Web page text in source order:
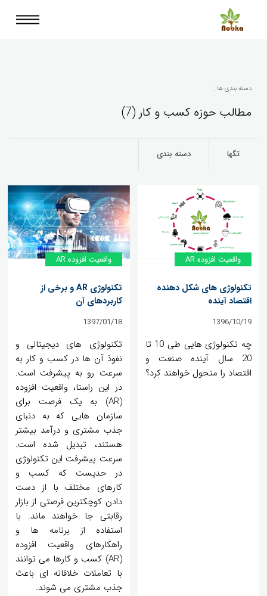
دسته بندی ها :
مطالب حوزه کسب و کار (7)
تگها دسته بندی
واقعیت افزوده AR
تکنولوژی های شکل دهنده
اقتصاد آینده
1396/10/19
چه تکنولوژی هایی طی 10 تا
20 سال آینده صنعت و
اقتصاد را متحول خواهند کرد؟
واقعیت افزوده AR
تکنولوژی AR و برخی از
کاربردهای آن
1397/01/18
تکنولوژی های دیجیتالی و
نفوذ آن ها در کسب و کار به
سرعت رو به پیشرفت است.
در این راستا، واقعیت افزوده
(AR) به یک فرصت برای
سازمان هایی که به دنبای
جذب مشتری و درآمد بیشتر
هستند، تبدیل شده است.
سرعت پیشرفت این تکنولوژی
در حدیست که کسب و
کارهای مختلف با از دست
دادن کوچکترین فرصتی از بازار
رقابتی جا خواهند ماند. با
استفاده از برنامه ها و
راهکارهای واقعیت افزوده
(AR) کسب و کارها می توانند
با تعاملات خلاقانه ای باعث
جذب مشتری می شوند.